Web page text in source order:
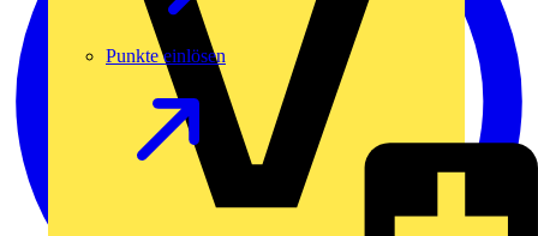
Punkte einlösen